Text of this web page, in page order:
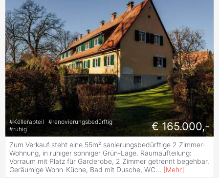
#Kellerabteil #renovierungsbedürftig
#ruhig € 165.000,-
Zum Verkauf steht eine 55m² sanierungsbedürftige 2 Zimmer-
Wohnung, in ruhiger sonniger Grün-Lage. Raumaufteilung:
Vorraum mit Platz für Garderobe, 2 Zimmer getrennt begehbar.
Geräumige Wohn-Küche, Bad mit Dusche, WC... [Mehr]